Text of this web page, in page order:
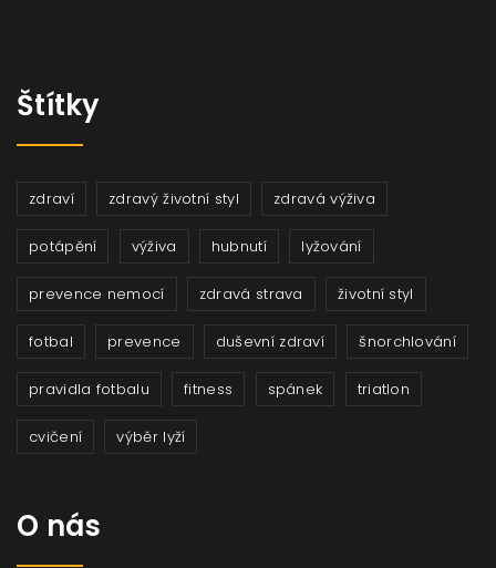
Štítky
zdraví zdravý životní styl zdravá výživa
potápění výživa hubnutí lyžování
prevence nemocí zdravá strava životní styl
fotbal prevence duševní zdraví šnorchlování
pravidla fotbalu fitness spánek triatlon
cvičení výběr lyží
O nás